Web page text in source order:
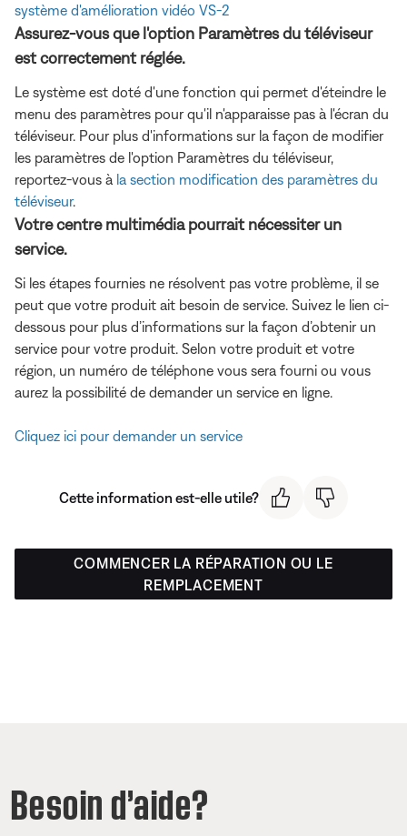
système d'amélioration vidéo VS-2
Assurez-vous que l'option Paramètres du téléviseur
est correctement réglée.
Le système est doté d'une fonction qui permet d'éteindre le
menu des paramètres pour qu'il n'apparaisse pas à l'écran du
téléviseur. Pour plus d'informations sur la façon de modifier
les paramètres de l'option Paramètres du téléviseur,
reportez-vous à la section modification des paramètres du
téléviseur.
Votre centre multimédia pourrait nécessiter un
service.
Si les étapes fournies ne résolvent pas votre problème, il se
peut que votre produit ait besoin de service. Suivez le lien ci-
dessous pour plus d’informations sur la façon d’obtenir un
service pour votre produit. Selon votre produit et votre
région, un numéro de téléphone vous sera fourni ou vous
aurez la possibilité de demander un service en ligne.
Cliquez ici pour demander un service
Cette information est-elle utile?
COMMENCER LA RÉPARATION OU LE
REMPLACEMENT
Besoin d’aide?